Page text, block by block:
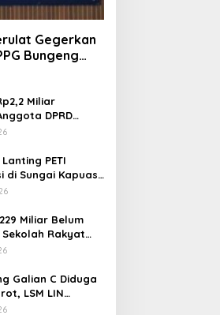
Gegerkan
Bungeng
Miliar
DPRD
Mediasi Gagal
PETI
di Sungai Kapuas,
Aparat
Ilegal
Miliar Belum
Rakyat
Dipakai,
Galian C Diduga
LSM LIN
Ungkap